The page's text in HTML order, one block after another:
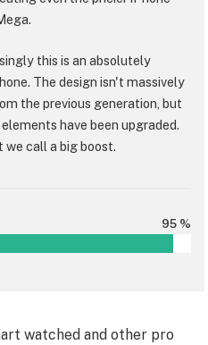
this is an absolutely
The design isn't massively
the previous generation, but
have been upgraded.
we call a big boost.
95 %
watched and other pro